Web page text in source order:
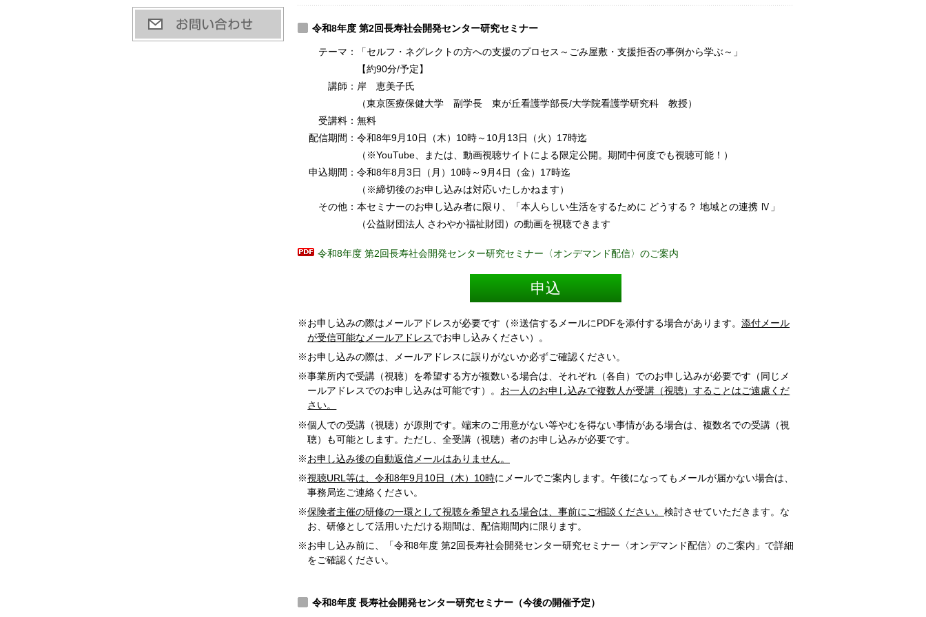
令和8年度 第2回長寿社会開発センター研究セミナー
テーマ：
「セルフ・ネグレクトの方への支援のプロセス～ごみ屋敷・支援拒否の事例から学ぶ～」
【約90分/予定】
講師： 岸 恵美子氏
（東京医療保健大学 副学長 東が丘看護学部長/大学院看護学研究科 教授）
受講料：無料
配信期間：令和8年9月10日（木）10時～10月13日（火）17時迄
（※YouTube、または、動画視聴サイトによる限定公開。期間中何度でも視聴可能！）
申込期間：令和8年8月3日（月）10時～9月4日（金）17時迄
（※締切後のお申し込みは対応いたしかねます）
その他：本セミナーのお申し込み者に限り、「本人らしい生活をするために どうする？ 地域との連携 Ⅳ」
（公益財団法人 さわやか福祉財団）の動画を視聴できます
令和8年度 第2回長寿社会開発センター研究セミナー〈オンデマンド配信〉のご案内
申込
お申し込みの際はメールアドレスが必要です（※送信するメールにPDFを添付する場合があります。 添付メール
が受信可能なメールアドレスでお申し込みください）。
お申し込みの際は、メールアドレスに誤りがないか必ずご確認ください。
事業所内で受講（視聴）を希望する方が複数いる場合は、それぞれ（各自）でのお申し込みが必要です（同じメ
ールアドレスでのお申し込みは可能です）。 お一人のお申し込みで複数人が受講（視聴）することはご遠慮くだ
さい。
個人での受講（視聴）が原則です。端末のご用意がない等やむを得ない事情がある場合は、複数名での受講（視
聴）も可能とします。ただし、全受講（視聴）者のお申し込みが必要です。
お申し込み後の自動返信メールはありません。
視聴URL等は、令和8年9月10日（木）10時にメールでご案内します。午後になってもメールが届かない場合は、
事務局迄ご連絡ください。
保険者主催の研修の一環として視聴を希望される場合は、事前にご相談ください。 検討させていただきます。な
お、研修として活用いただける期間は、配信期間内に限ります。
お申し込み前に、「令和8年度 第2回長寿社会開発センター研究セミナー〈オンデマンド配信〉のご案内」で詳細
をご確認ください。
令和8年度 長寿社会開発センター研究セミナー（今後の開催予定）